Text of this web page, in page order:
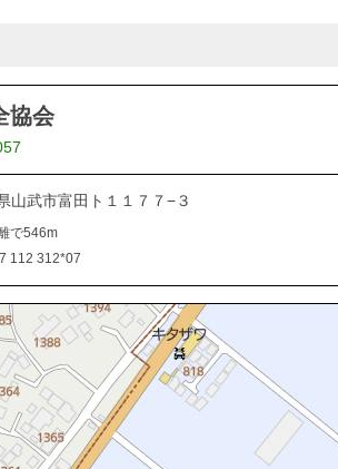
協会
山武市富田ト１１７７−３
で546m
112 312*07